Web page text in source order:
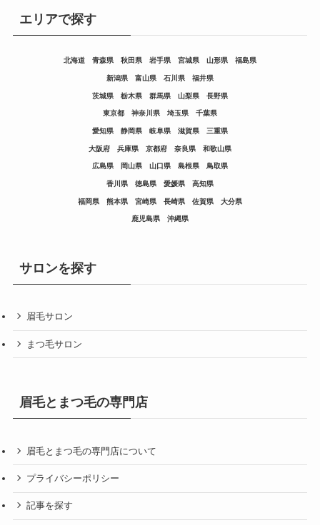
エリアで探す
北海道 青森県 秋田県 岩手県 宮城県 山形県 福島県
新潟県 富山県 石川県 福井県
茨城県 栃木県 群馬県 山梨県 長野県
東京都 神奈川県 埼玉県 千葉県
愛知県 静岡県 岐阜県 滋賀県 三重県
大阪府 兵庫県 京都府 奈良県 和歌山県
広島県 岡山県 山口県 島根県 鳥取県
香川県 徳島県 愛媛県 高知県
福岡県 熊本県 宮崎県 長崎県 佐賀県 大分県
鹿児島県 沖縄県
サロンを探す
眉毛サロン
まつ毛サロン
眉毛とまつ毛の専門店
眉毛とまつ毛の専門店について
プライバシーポリシー
記事を探す